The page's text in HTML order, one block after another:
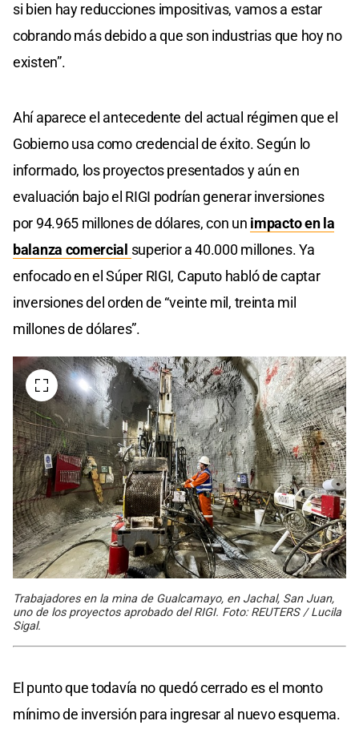
si bien hay reducciones impositivas, vamos a estar
cobrando más debido a que son industrias que hoy no
existen”.
Ahí aparece el antecedente del actual régimen que el
Gobierno usa como credencial de éxito. Según lo
informado, los proyectos presentados y aún en
evaluación bajo el RIGI podrían generar inversiones
por 94.965 millones de dólares, con un impacto en la
balanza comercial superior a 40.000 millones. Ya
enfocado en el Súper RIGI, Caputo habló de captar
inversiones del orden de “veinte mil, treinta mil
millones de dólares”.
Trabajadores en la mina de Gualcamayo, en Jachal, San Juan,
uno de los proyectos aprobado del RIGI. Foto: REUTERS / Lucila
Sigal.
El punto que todavía no quedó cerrado es el monto
mínimo de inversión para ingresar al nuevo esquema.